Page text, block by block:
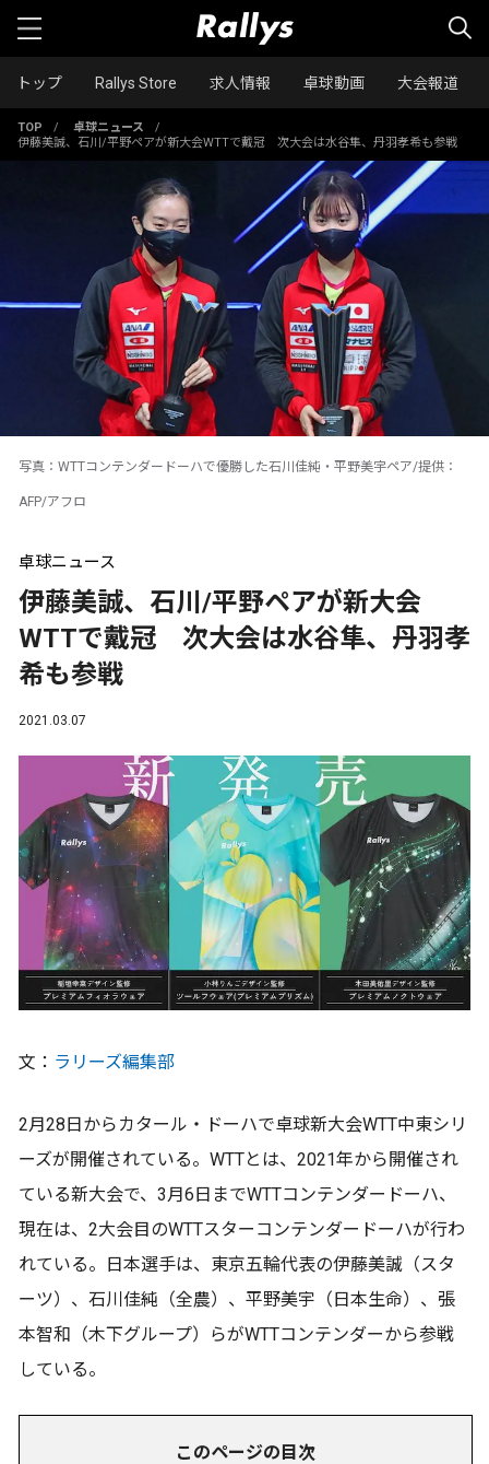
トップ Rallys Store 求人情報 卓球動画 大会報道
TOP / 卓球ニュース
/
伊藤美誠、石川/平野ペアが新大会WTTで戴冠 次大会は水谷隼、丹羽孝希も参戦
写真：WTTコンテンダードーハで優勝した石川佳純・平野美宇ペア/提供：
AFP/アフロ
卓球ニュース
伊藤美誠、石川/平野ペアが新大会
WTTで戴冠 次大会は水谷隼、丹羽孝
希も参戦
2021.03.07
文： ラリーズ編集部
2月28日からカタール・ドーハで卓球新大会WTT中東シリ
ーズが開催されている。WTTとは、2021年から開催され
ている新大会で、3月6日までWTTコンテンダードーハ、
現在は、2大会目のWTTスターコンテンダードーハが行わ
れている。日本選手は、東京五輪代表の伊藤美誠（スタ
ーツ）、石川佳純（全農）、平野美宇（日本生命）、張
本智和（木下グループ）らがWTTコンテンダーから参戦
している。
このページの目次